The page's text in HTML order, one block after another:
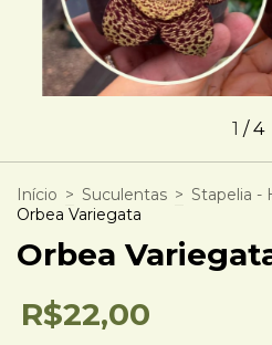
1 /4
Início > Suculentas > Stapelia -
Orbea Variegata
Orbea
R$22,00